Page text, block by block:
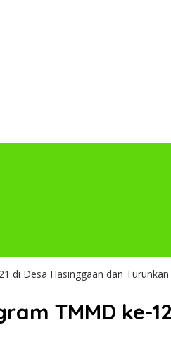
di Desa Hasinggaan dan
TMMD ke-